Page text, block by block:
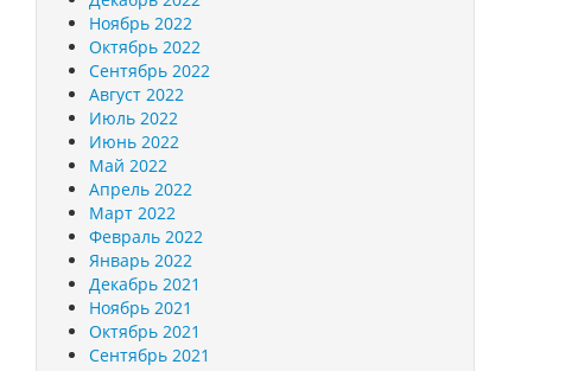
Ноябрь 2022
Октябрь 2022
Сентябрь 2022
Август 2022
Июль 2022
Июнь 2022
Май 2022
Апрель 2022
Март 2022
Февраль 2022
Январь 2022
Декабрь 2021
Ноябрь 2021
Октябрь 2021
Сентябрь 2021